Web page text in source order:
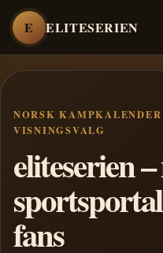
E ELITESERIEN
NORSK KAMPKALENDER
VISNINGSVALG
eliteserien
fans